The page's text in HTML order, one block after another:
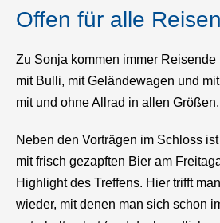
Offen für alle
Zu Sonja kommen immer Reisende
mit Bulli, mit Geländewagen und
mit und ohne Allrad in allen Größen.
Neben den Vorträgen im Schloss
mit frisch gezapften Bier am
Highlight des Treffens. Hier trifft
wieder, mit denen man sich schon